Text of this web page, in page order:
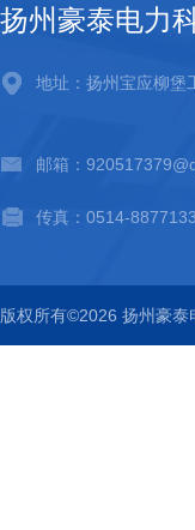
扬州豪泰电力
地址：扬州宝应柳堡
邮箱：
传真：0514-
版权所有©2026 扬州豪